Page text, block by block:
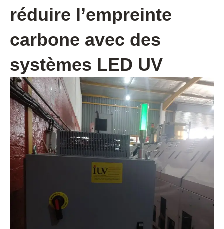
réduire l’empreinte
carbone avec des
systèmes LED UV